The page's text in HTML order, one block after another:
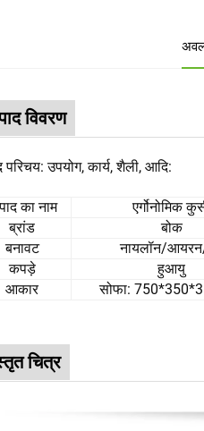
विवरण
परिचय: उपयोग, कार्य, शैली, आदि:
का नाम एर्गोनोमिक
ब्रांड
बोक
बनावट
नायलॉन/
कपड़े
हुआयु
आकार
सोफा:
चित्र